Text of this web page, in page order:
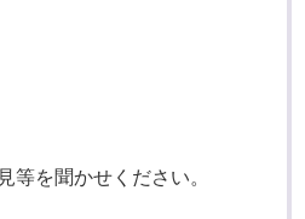
等を聞かせください。